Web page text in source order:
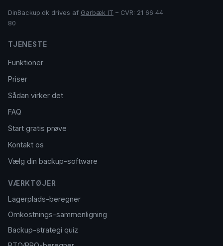
DinBackup.dk drives af Garbæk IT – CVR: 21 66 44
80
TJENESTE
Funktioner
Priser
Sådan virker det
FAQ
Start gratis prøve
Kontakt os
Vælg din backup-software
VÆRKTØJER
Lagerplads-beregner
Omkostnings-sammenligning
Backup-strategi quiz